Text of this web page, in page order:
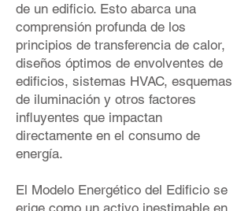
de un edificio. Esto abarca una
comprensión profunda de los
principios de transferencia de calor,
diseños óptimos de envolventes de
edificios, sistemas HVAC, esquemas
de iluminación y otros factores
influyentes que impactan
directamente en el consumo de
energía.
El Modelo Energético del Edificio se
erige como un activo inestimable en